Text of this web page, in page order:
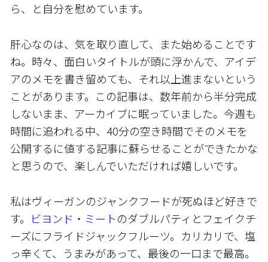
ら、と自分を慰めています。
肝心なのは、気を取り直して、また始めることです
ね。時々、面白いタイトルが頭に浮かんで、アイデ
アのメモを書き留めても、それ以上進まないという
ことがあります。この記事は、数年前から半分完成
しないまま、アーカイブに眠っていました。今週も
時間に追われる中、40分の空き時間でそのメモを
公開するに値する記事に蘇らせることができたかな
と思うので、楽しんでいただければ嬉しいです。
私はヴィーガンのジャンクフードが死ぬほど好きで
す。 ビヨンド・ミートのダブルパティとフェイクチ
ーズにフライドジャックフルーツ。カリカリで、塩
っ辛くて、うまみがあって、最後の一口まで最高。